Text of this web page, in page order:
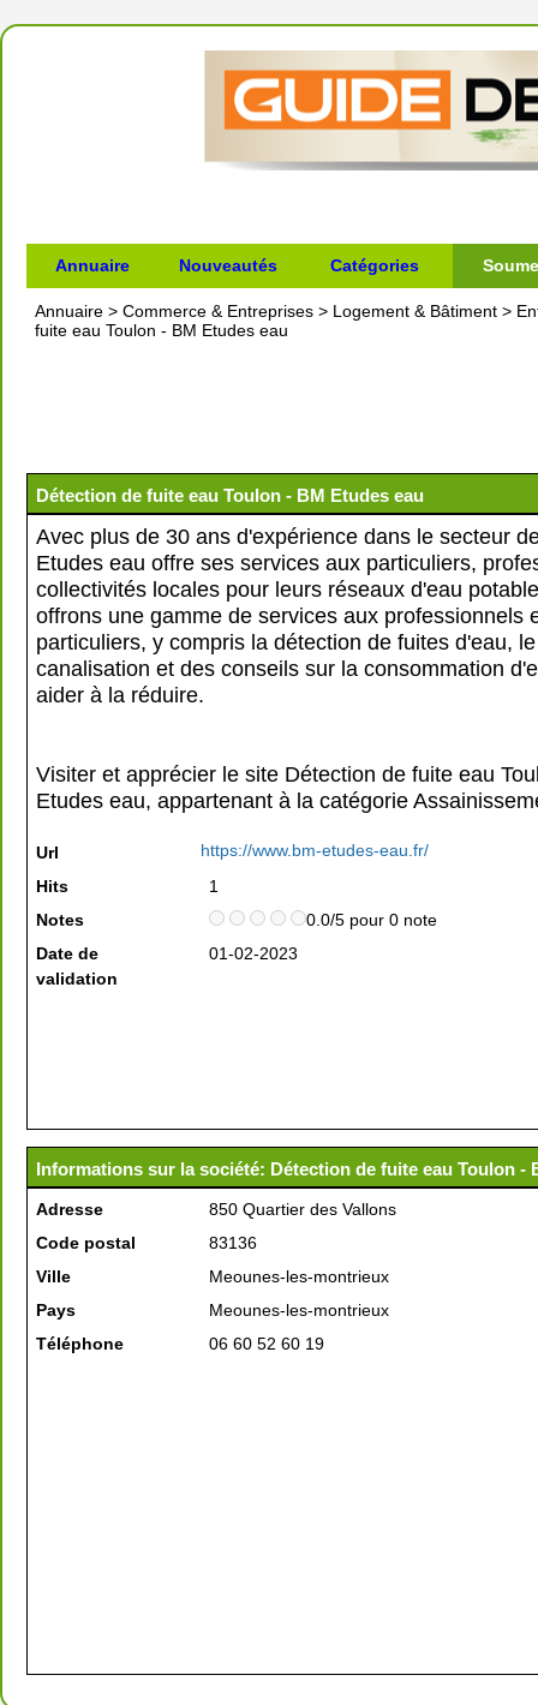
Annuaire Nouveautés Catégories
Annuaire > Commerce & Entreprises > Logement & Bâtiment >
fuite eau Toulon - BM Etudes eau
Détection de fuite eau Toulon - BM Etudes eau
Avec plus de 30 ans d'expérience dans le secteur
Etudes eau offre ses services aux particuliers,
collectivités locales pour leurs réseaux d'eau
offrons une gamme de services aux professionnels
particuliers, y compris la détection de fuites d'eau,
canalisation et des conseils sur la consommation
aider à la réduire.
Visiter et apprécier le site Détection de fuite eau
Etudes eau, appartenant à la catégorie
Url
https://www.bm-etudes-eau.fr/
Hits
1
Notes
0.0/5 pour 0 note
Date de
validation
01-02-2023
Informations sur la société: Détection de fuite eau Toulon -
Adresse
850 Quartier des Vallons
Code postal
83136
Ville
Meounes-les-montrieux
Pays
Meounes-les-montrieux
Téléphone
06 60 52 60 19